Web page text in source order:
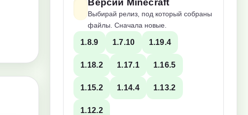
Версии Minecraft
Выбирай релиз, под который собраны
файлы. Сначала новые.
1.8.9 1.7.10 1.19.4
1.18.2 1.17.1 1.16.5
1.15.2 1.14.4 1.13.2
1.12.2